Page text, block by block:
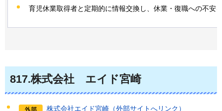
育児休業取得者と定期的に情報交換し、休業・復職への不安
817.株式会社 エイド宮崎
株式会社エイド宮崎（外部サイトへリンク）